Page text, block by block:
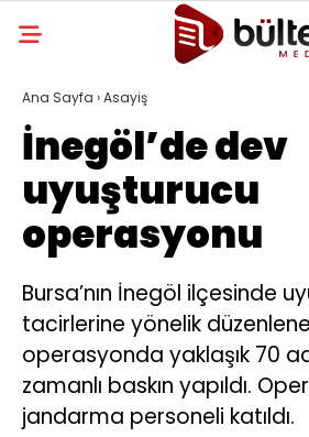
Ana Sayfa ›Asayiş
İnegöl’de dev
uyuşturucu
operasyonu
Bursa’nın İnegöl ilçesinde
tacirlerine yönelik
operasyonda yaklaşık 70
zamanlı baskın yapıldı.
jandarma personeli katıldı.